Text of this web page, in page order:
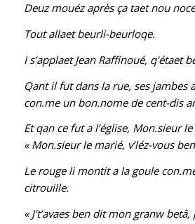
Deuz mouéz après ça taet nou
Tout allaet beurli-beurloqe.
I s’applaet Jean Raffinoué, q’étaet
Qant il fut dans la rue, ses jambes
con.me un bon.nome de cent-dis
Et qan ce fut a l’église, Mon.sieur
« Mon.sieur le marié, v’léz-vous
Le rouge li montit a la goule
citrouille.
« J’t’avaes ben dit mon granw